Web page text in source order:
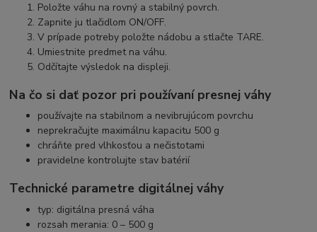
Položte váhu na rovný a stabilný povrch.
Zapnite ju tlačidlom ON/OFF.
V prípade potreby položte nádobu a stlačte TARE.
Umiestnite predmet na váhu.
Odčítajte výsledok na displeji.
Na čo si dať pozor pri používaní presnej váhy
používajte na stabilnom a nevibrujúcom povrchu
neprekračujte maximálnu kapacitu 500 g
chráňte pred vlhkosťou a nečistotami
pravidelne kontrolujte stav batérií
Technické parametre digitálnej váhy
typ: digitálna presná váha
rozsah merania: 0 – 500 g